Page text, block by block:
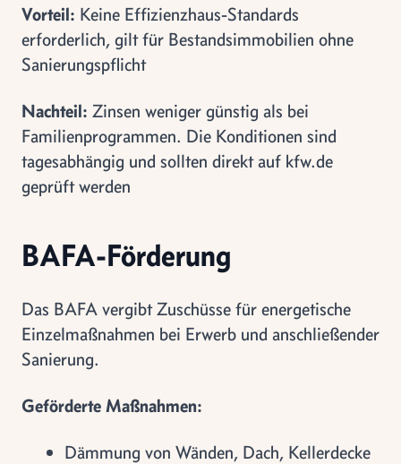
Vorteil: Keine Effizienzhaus-Standards
erforderlich, gilt für Bestandsimmobilien ohne
Sanierungspflicht
Nachteil: Zinsen weniger günstig als bei
Familienprogrammen. Die Konditionen sind
tagesabhängig und sollten direkt auf kfw.de
geprüft werden
BAFA-Förderung
Das BAFA vergibt Zuschüsse für energetische
Einzelmaßnahmen bei Erwerb und anschließender
Sanierung.
Geförderte Maßnahmen:
Dämmung von Wänden, Dach, Kellerdecke